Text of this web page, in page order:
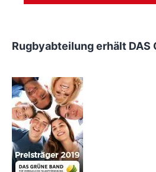
Rugbyabteilung erhält DAS